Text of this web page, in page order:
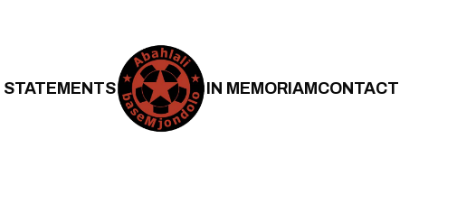
STATEMENTS IN MEMORIAMCONTACT